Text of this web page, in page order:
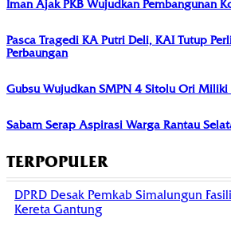
Iman Ajak PKB Wujudkan Pembangunan
Pasca Tragedi KA Putri Deli, KAI Tutup
Perbaungan
Gubsu Wujudkan SMPN 4 Sitolu Ori Miliki
Sabam Serap Aspirasi Warga Rantau
TERPOPULER
DPRD Desak Pemkab Simalungun
Kereta Gantung